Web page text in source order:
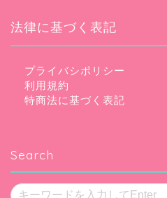
法律に基づく表記
プライバシポリシー
利用規約
特商法に基づく表記
Search